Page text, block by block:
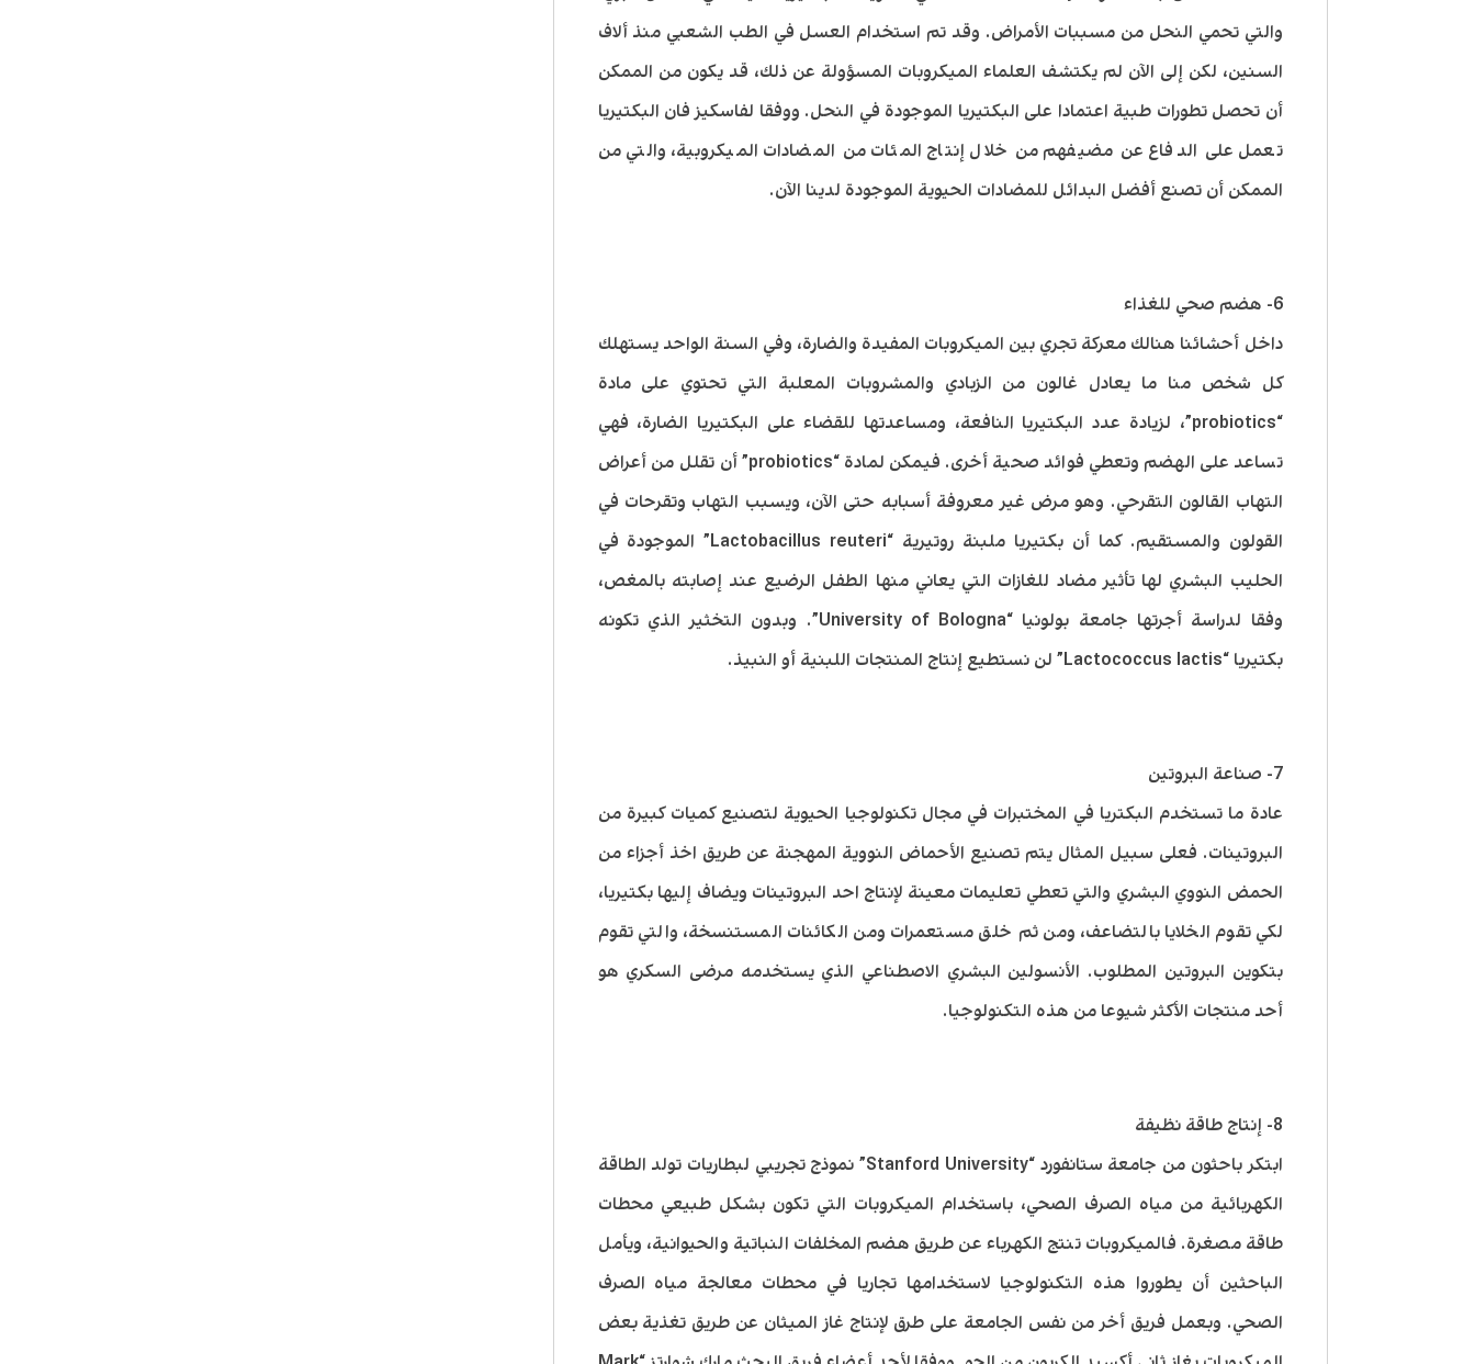
والتي تحمي النحل من مسببات الأمراض. وقد تم استخدام العسل في الطب الشعبي منذ ألاف
السنين، لكن إلى الآن لم يكتشف العلماء الميكروبات المسؤولة عن ذلك، قد يكون من الممكن
أن تحصل تطورات طبية اعتمادا على البكتيريا الموجودة في النحل. ووفقا لفاسكيز فان البكتيريا
تعمل على الدفاع عن مضيفهم من خلال إنتاج المئات من المضادات الميكروبية، والتي من
الممكن أن تصنع أفضل البدائل للمضادات الحيوية الموجودة لدينا الآن.
6- هضم صحي للغذاء
داخل أحشائنا هنالك معركة تجري بين الميكروبات المفيدة والضارة، وفي السنة الواحد يستهلك
كل شخص منا ما يعادل غالون من الزبادي والمشروبات المعلبة التي تحتوي على مادة
“probiotics”، لزيادة عدد البكتيريا النافعة، ومساعدتها للقضاء على البكتيريا الضارة، فهي
تساعد على الهضم وتعطي فوائد صحية أخرى. فيمكن لمادة “probiotics” أن تقلل من أعراض
التهاب القالون التقرحي. وهو مرض غير معروفة أسبابه حتى الآن، ويسبب التهاب وتقرحات في
القولون والمستقيم. كما أن بكتيريا ملبنة روتيرية “Lactobacillus reuteri” الموجودة في
الحليب البشري لها تأثير مضاد للغازات التي يعاني منها الطفل الرضيع عند إصابته بالمغص،
وفقا لدراسة أجرتها جامعة بولونيا “University of Bologna”. وبدون التخثير الذي تكونه
بكتيريا “Lactococcus lactis” لن نستطيع إنتاج المنتجات اللبنية أو النبيذ.
7- صناعة البروتين
عادة ما تستخدم البكتريا في المختبرات في مجال تكنولوجيا الحيوية لتصنيع كميات كبيرة من
البروتينات. فعلى سبيل المثال يتم تصنيع الأحماض النووية المهجنة عن طريق اخذ أجزاء من
الحمض النووي البشري والتي تعطي تعليمات معينة لإنتاج احد البروتينات ويضاف إليها بكتيريا،
لكي تقوم الخلايا بالتضاعف، ومن ثم خلق مستعمرات ومن الكائنات المستنسخة، والتي تقوم
بتكوين البروتين المطلوب. الأنسولين البشري الاصطناعي الذي يستخدمه مرضى السكري هو
أحد منتجات الأكثر شيوعا من هذه التكنولوجيا.
8- إنتاج طاقة نظيفة
ابتكر باحثون من جامعة ستانفورد “Stanford University” نموذج تجريبي لبطاريات تولد الطاقة
الكهربائية من مياه الصرف الصحي، باستخدام الميكروبات التي تكون بشكل طبيعي محطات
طاقة مصغرة. فالميكروبات تنتج الكهرباء عن طريق هضم المخلفات النباتية والحيوانية، ويأمل
الباحثين أن يطوروا هذه التكنولوجيا لاستخدامها تجاريا في محطات معالجة مياه الصرف
الصحي. وبعمل فريق أخر من نفس الجامعة على طرق لإنتاج غاز الميثان عن طريق تغذية بعض